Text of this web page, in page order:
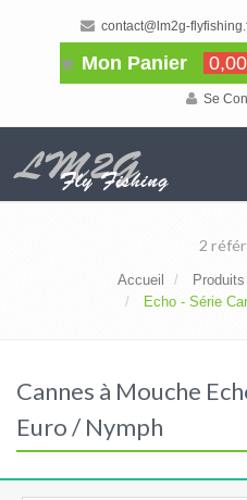
contact@lm2g-
Mon Panier
Se
2
Accueil Produits
Echo - Série
Cannes à Mouche
Euro / Nymph